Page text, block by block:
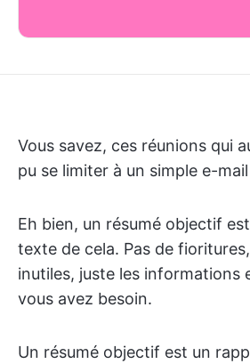
Vous savez, ces réunions qui
pu se limiter à un simple e-
Eh bien, un résumé objectif
texte de cela. Pas de
inutiles, juste les informations
vous avez besoin.
Un résumé objectif est un